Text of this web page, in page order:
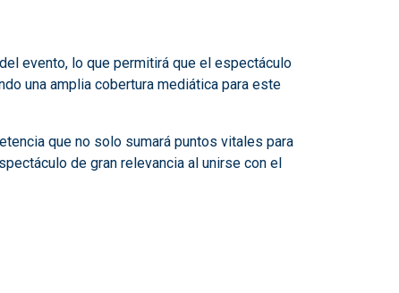
evento, lo que permitirá que el espectáculo
una amplia cobertura mediática para este
que no solo sumará puntos vitales para
de gran relevancia al unirse con el